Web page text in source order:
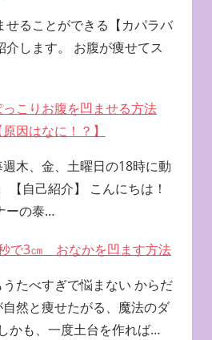
せることができる【カパラバ
介します。 お腹が痩せてス
っこりお腹を凹ませる方法
原因はなに！？】
週木、金、土曜日の18時に動
【自己紹介】 こんにちは！
ーの泰…
で3㎝ おなかを凹ます方法
うたべすぎで悩まない からだ
自然と痩せたがる、魔法のダ
かも、一度土台を作れば…